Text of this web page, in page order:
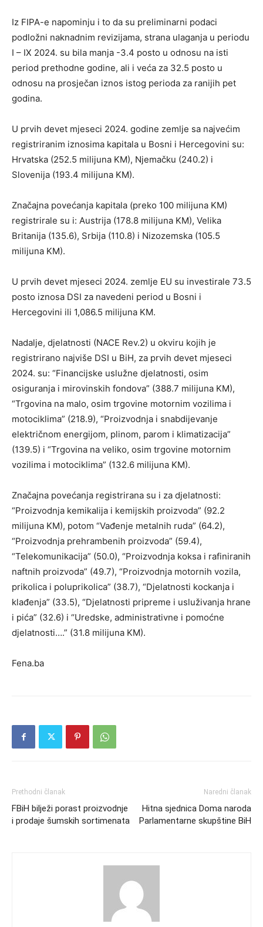
Iz FIPA-e napominju i to da su preliminarni podaci
podložni naknadnim revizijama, strana ulaganja u periodu
I – IX 2024. su bila manja -3.4 posto u odnosu na isti
period prethodne godine, ali i veća za 32.5 posto u
odnosu na prosječan iznos istog perioda za ranijih pet
godina.
U prvih devet mjeseci 2024. godine zemlje sa najvećim
registriranim iznosima kapitala u Bosni i Hercegovini su:
Hrvatska (252.5 milijuna KM), Njemačku (240.2) i
Slovenija (193.4 milijuna KM).
Značajna povećanja kapitala (preko 100 milijuna KM)
registrirale su i: Austrija (178.8 milijuna KM), Velika
Britanija (135.6), Srbija (110.8) i Nizozemska (105.5
milijuna KM).
U prvih devet mjeseci 2024. zemlje EU su investirale 73.5
posto iznosa DSI za navedeni period u Bosni i
Hercegovini ili 1,086.5 milijuna KM.
Nadalje, djelatnosti (NACE Rev.2) u okviru kojih je
registrirano najviše DSI u BiH, za prvih devet mjeseci
2024. su: “Financijske uslužne djelatnosti, osim
osiguranja i mirovinskih fondova” (388.7 milijuna KM),
“Trgovina na malo, osim trgovine motornim vozilima i
motociklima” (218.9), “Proizvodnja i snabdijevanje
električnom energijom, plinom, parom i klimatizacija”
(139.5) i “Trgovina na veliko, osim trgovine motornim
vozilima i motociklima” (132.6 milijuna KM).
Značajna povećanja registrirana su i za djelatnosti:
“Proizvodnja kemikalija i kemijskih proizvoda” (92.2
milijuna KM), potom “Vađenje metalnih ruda” (64.2),
“Proizvodnja prehrambenih proizvoda” (59.4),
“Telekomunikacija” (50.0), “Proizvodnja koksa i rafiniranih
naftnih proizvoda” (49.7), “Proizvodnja motornih vozila,
prikolica i poluprikolica” (38.7), “Djelatnosti kockanja i
klađenja” (33.5), “Djelatnosti pripreme i usluživanja hrane
i pića” (32.6) i “Uredske, administrativne i pomoćne
djelatnosti….” (31.8 milijuna KM).
Fena.ba
Prethodni članak
FBiH bilježi porast proizvodnje
i prodaje šumskih sortimenata
Naredni članak
Hitna sjednica Doma naroda
Parlamentarne skupštine BiH